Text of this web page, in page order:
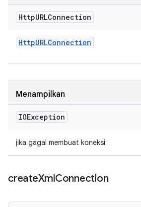
HttpURLConnection
HttpURLConnection
Menampilkan
IOException
jika gagal membuat koneksi
createXmlConnection